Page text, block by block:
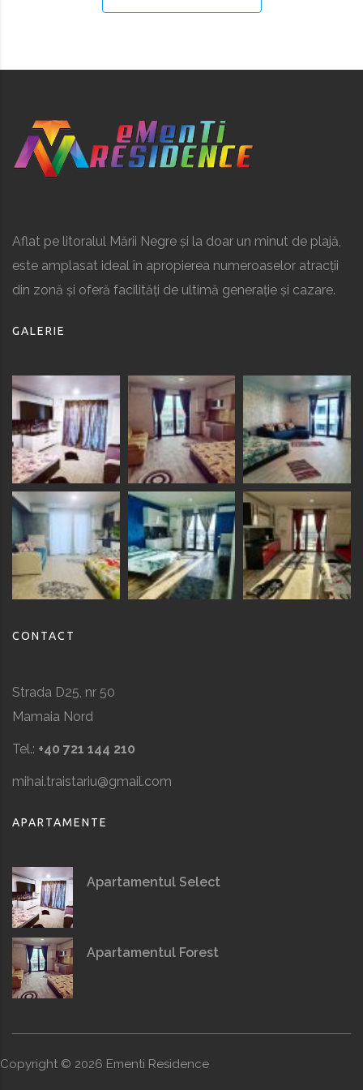
Aflat pe litoralul Mării Negre și la doar un minut de plajă,
este amplasat ideal în apropierea numeroaselor atracții
din zonă și oferă facilități de ultimă generație și cazare.
GALERIE
CONTACT
Strada D25, nr 50
Mamaia Nord
Tel.: +40 721 144 210
mihai.traistariu@gmail.com
APARTAMENTE
Apartamentul Select
Apartamentul Forest
Copyright © 2026 Ementi Residence